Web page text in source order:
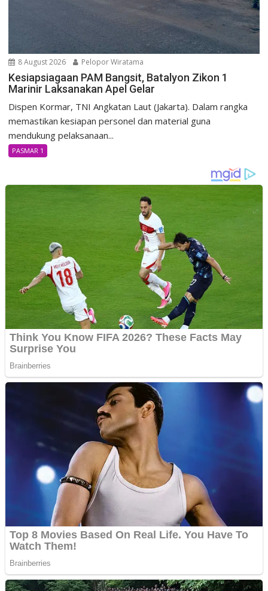
8 August 2026 Pelopor Wiratama
Kesiapsiagaan PAM Bangsit, Batalyon Zikon 1
Marinir Laksanakan Apel Gelar
Dispen Kormar, TNI Angkatan Laut (Jakarta). Dalam rangka
memastikan kesiapan personel dan material guna
mendukung pelaksanaan...
PASMAR 1